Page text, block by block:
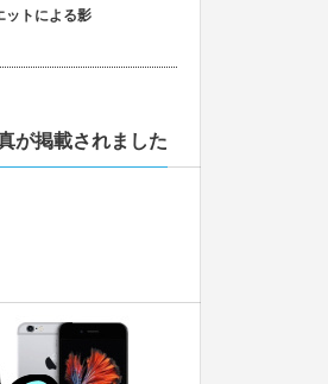
ットによる影
が掲載されました